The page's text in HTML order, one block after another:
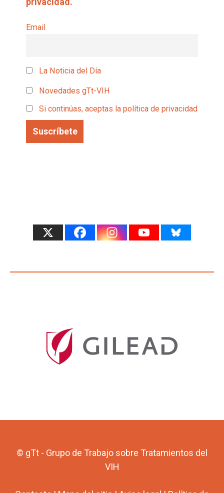
Email
La Noticia del Día
Novedades gTt-VIH
Si continúas, aceptas la política de privacidad
© gTt - Grupo de Trabajo sobre Tratamientos del
VIH